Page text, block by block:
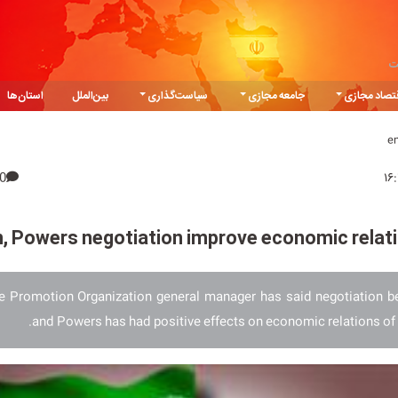
مجازی
جامعه مجازی سیاست‌گذاری بین‌الملل استان‌ها
0
Powers negotiation improve economic
Promotion Organization general manager has said negotiation
and Powers has had positive effects on economic relations of